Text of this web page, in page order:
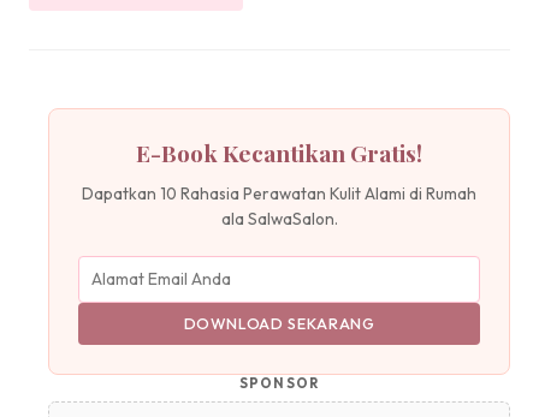
E-Book Kecantikan Gratis!
Dapatkan 10 Rahasia Perawatan Kulit Alami di Rumah
ala SalwaSalon.
DOWNLOAD SEKARANG
SPONSOR